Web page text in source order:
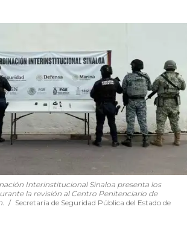
Interinstitucional Sinaloa presenta los
la revisión al Centro Penitenciario de
Secretaría de Seguridad Pública del Estado de